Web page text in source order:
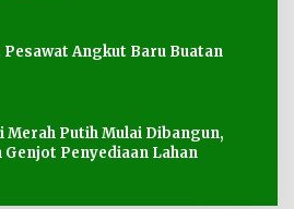
Angkut Baru Buatan
Merah Putih Mulai Dibangun,
Genjot Penyediaan Lahan